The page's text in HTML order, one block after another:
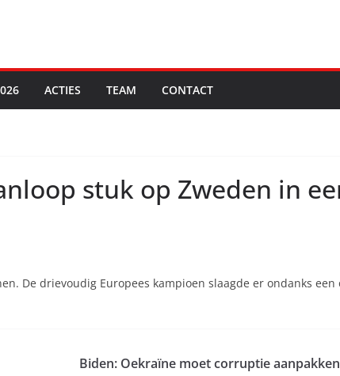
ACTIES TEAM CONTACT
stuk op Zweden in
De drievoudig Europees kampioen slaagde er ondanks
Biden: Oekraïne moet corruptie